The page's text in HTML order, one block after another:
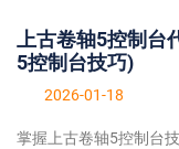
上古卷轴5控制台
5控制台技巧)
2026-01-18
掌握上古卷轴5控制台